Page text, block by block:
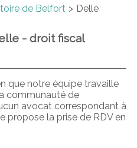
de Belfort Delle
- droit fiscal
que notre équipe travaille
communauté de
avocat correspondant à
propose la prise de RDV en